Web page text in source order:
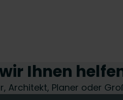
Ihnen
Architekt, Planer oder